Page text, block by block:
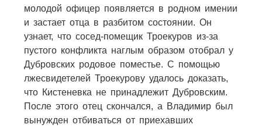
молодой офицер появляется в родном имении
и застает отца в разбитом состоянии. Он
узнает, что сосед-помещик Троекуров из-за
пустого конфликта наглым образом отобрал у
Дубровских родовое поместье. С помощью
лжесвидетелей Троекурову удалось доказать,
что Кистеневка не принадлежит Дубровским.
После этого отец скончался, а Владимир был
вынужден отбиваться от приехавших